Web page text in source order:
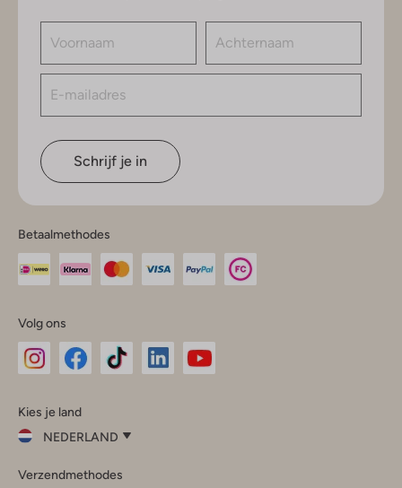
Schrijf je in
Betaalmethodes
Volg ons
InstagramFacebook
Kies je land
NEDERLAND
je
Verzendmethodes